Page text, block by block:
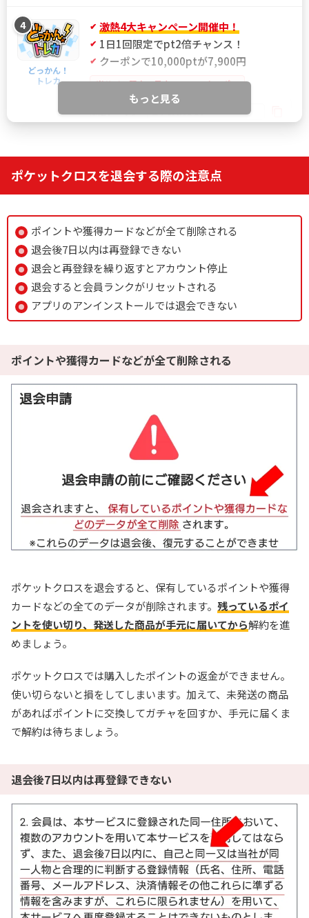
4
どっかん！
トレカ
激熱4大キャンペーン開催中！
1日1回限定でpt2倍チャンス！
クーポンで10,000ptが7,900円
当サイト限定！最大21%OFFクーポン
IYGANSSF
どっかん！トレカ公式サイトを見る
新規アド確で4,554coin以上獲得
ログボで無料ガチャが引ける
公式LINE連携で初回最大90％OFF！
おりパンダ公式サイトを見る
オリパワン
2周年大感謝祭イベント開催中！
初回限定LINEクーポン配布中！
新規限定でアド確5種が引ける
baxGPb
オリパワン公式サイトを見る
オリくじ
TVCM記念超還元イベント開幕！
LINEクーポンで最大90%OFF
還元率115％超えのオリパが毎日登場！
オリくじ公式サイトを見る
8TORAオリパ
1周年記念イベント開催中！
新規登録限定で最大90％OFF
新規限定5種類のアド確が引ける
還元率110%超の限定ガチャが引ける！
TORAオリパ公式サイトを見る
もっと見る
ポケットクロスを退会する際の注意点
ポイントや獲得カードなどが全て削除される
退会後7日以内は再登録できない
退会と再登録を繰り返すとアカウント停止
退会すると会員ランクがリセットされる
アプリのアンインストールでは退会できない
ポイントや獲得カードなどが全て削除される
ポケットクロスを退会すると、保有しているポイントや獲得
カードなどの全てのデータが削除されます。 残っているポイ
ントを使い切り、発送した商品が手元に届いてから解約を進
めましょう。
ポケットクロスでは購入したポイントの返金ができません。
使い切らないと損をしてしまいます。加えて、未発送の商品
があればポイントに交換してガチャを回すか、手元に届くま
で解約は待ちましょう。
退会後7日以内は再登録できない